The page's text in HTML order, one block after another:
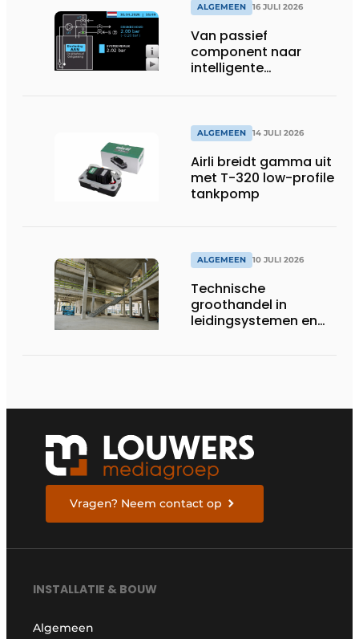
ALGEMEEN 16 JULI 2026
Van passief
component naar
intelligente
systemen
ALGEMEEN 14 JULI 2026
Airli breidt gamma uit
met T-320 low-profile
tankpomp
ALGEMEEN 10 JULI 2026
Technische
groothandel in
leidingsystemen en
Vragen? Neem contact op
INSTALLATIE & BOUW
Algemeen